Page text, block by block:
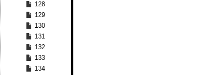
128
129
130
131
132
133
134